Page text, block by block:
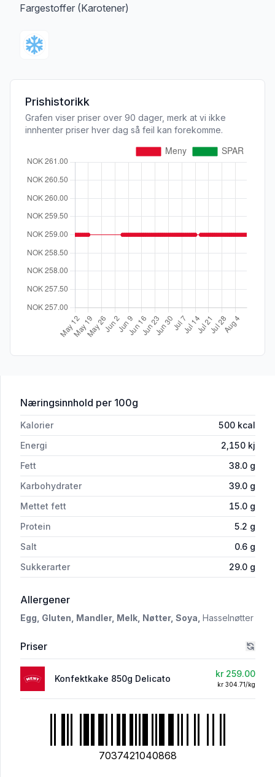
Fargestoffer (Karotener)
Prishistorikk
Grafen viser priser over 90 dager, merk at vi ikke
innhenter priser hver dag så feil kan forekomme.
Næringsinnhold for 'Konfektkake 850g Delicato'
per 100g
Kalorier 500 kcal
Energi
2,150 kj
Fett
38.0 g
Karbohydrater
39.0 g
Mettet fett
15.0 g
Protein
5.2 g
Salt
0.6 g
Sukkerarter
29.0 g
Allergeneri 'Konfektkake 850g Delicato'
Egg, Gluten, Mandler, Melk, Nøtter, Soya, Hasselnøtter
Priser
Konfektkake 850g Delicato kr 259.00
kr 304.71/kg
7037421040868